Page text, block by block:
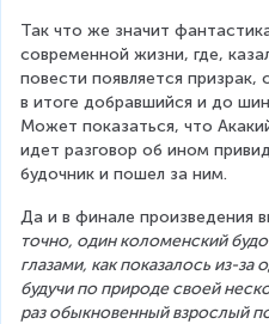
Так что же значит
современной жизни, где,
повести появляется
в итоге добравшийся и до
Может показаться, что
идет разговор об ином
будочник и пошел за ним.
Да и в финале произведения
точно, один коломенский
глазами, как показалось из-
будучи по природе своей
раз обыкновенный взрослый